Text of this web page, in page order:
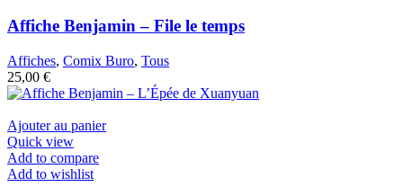
Affiche Benjamin – File le temps
Affiches, Comix Buro, Tous
25,00 €
Ajouter au panier
Quick view
Add to compare
Add to wishlist